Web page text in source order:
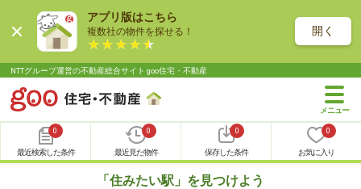
アプリ版はこちら
複数社の物件を探せる！ 開く
NTTグループ運営の不動産総合サイト goo住宅・不動産
0
最近検索した条件
0
最近見た物件
0
保存した条件
0
お気に入り
「住みたい駅」を見つけよう